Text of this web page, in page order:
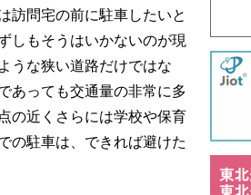
訪問宅の前に駐車したいと
しもそうはいかないのが現
うな狭い道路だけではな
あっても交通量の非常に多
の近くさらには学校や保育
の駐車は、できれば避けた